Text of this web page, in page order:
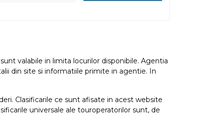
valabile in limita locurilor disponibile. Agentia
din site si informatiile primite in agentie. In
Clasificarile ce sunt afisate in acest website
universale ale touroperatorilor sunt, de